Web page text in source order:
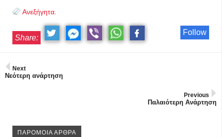
Ανεξήγητα.
Follow
Share:
Next
Νεότερη ανάρτηση
Previous
Παλαιότερη Ανάρτηση
ΠΑΡΟΜΟΙΑ ΑΡΘΡΑ